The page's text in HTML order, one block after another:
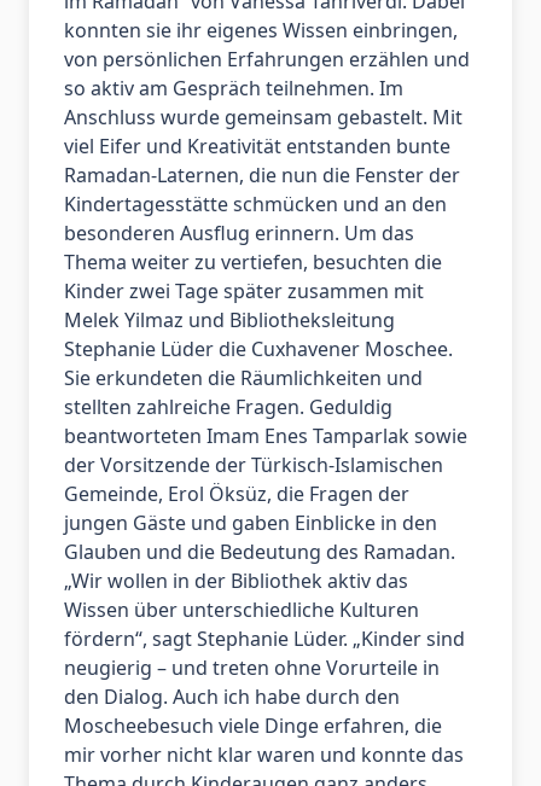
konnten sie ihr eigenes Wissen einbringen,
von persönlichen Erfahrungen erzählen und
so aktiv am Gespräch teilnehmen. Im
Anschluss wurde gemeinsam gebastelt. Mit
viel Eifer und Kreativität entstanden bunte
Ramadan-Laternen, die nun die Fenster der
Kindertagesstätte schmücken und an den
besonderen Ausflug erinnern. Um das
Thema weiter zu vertiefen, besuchten die
Kinder zwei Tage später zusammen mit
Melek Yilmaz und Bibliotheksleitung
Stephanie Lüder die Cuxhavener Moschee.
Sie erkundeten die Räumlichkeiten und
stellten zahlreiche Fragen. Geduldig
beantworteten Imam Enes Tamparlak sowie
der Vorsitzende der Türkisch-Islamischen
Gemeinde, Erol Öksüz, die Fragen der
jungen Gäste und gaben Einblicke in den
Glauben und die Bedeutung des Ramadan.
„Wir wollen in der Bibliothek aktiv das
Wissen über unterschiedliche Kulturen
fördern“, sagt Stephanie Lüder. „Kinder sind
neugierig – und treten ohne Vorurteile in
den Dialog. Auch ich habe durch den
Moscheebesuch viele Dinge erfahren, die
mir vorher nicht klar waren und konnte das